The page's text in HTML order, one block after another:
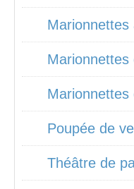
Marionnettes
Marionnettes
Marionnettes
Poupée de
Théâtre de